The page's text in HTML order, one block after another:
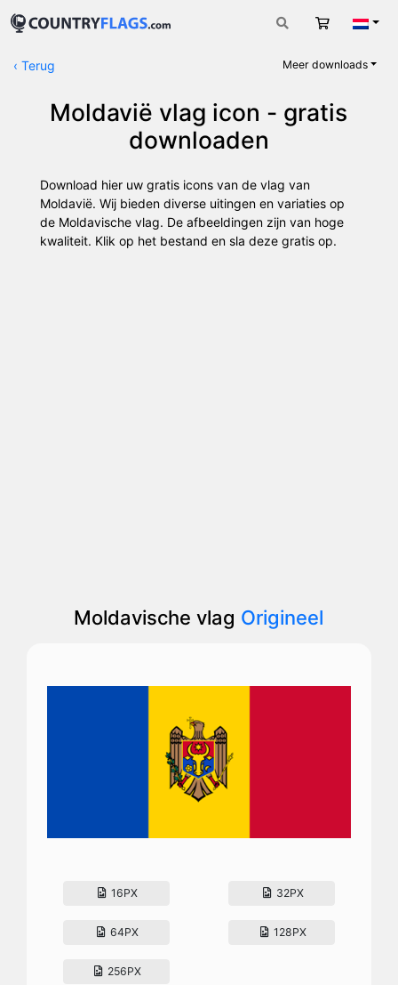
‹ Terug Meer downloads
Moldavië vlag icon - gratis
downloaden
Download hier uw gratis icons van de vlag van
Moldavië. Wij bieden diverse uitingen en variaties op
de Moldavische vlag. De afbeeldingen zijn van hoge
kwaliteit. Klik op het bestand en sla deze gratis op.
Moldavische vlag Origineel
16PX 32PX
64PX 128PX
256PX